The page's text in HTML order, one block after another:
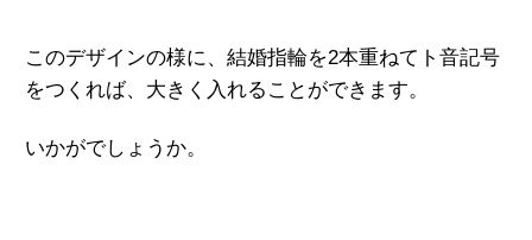
このデザインの様に、結婚指輪を2本重ねてト音記号
をつくれば、大きく入れることができます。
いかがでしょうか。